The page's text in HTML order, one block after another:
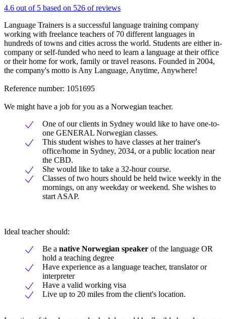
4.6 out of 5 based on 526 of reviews
Language Trainers is a successful language training company
working with freelance teachers of 70 different languages in
hundreds of towns and cities across the world. Students are either in-
company or self-funded who need to learn a language at their office
or their home for work, family or travel reasons. Founded in 2004,
the company's motto is Any Language, Anytime, Anywhere!
Reference number: 1051695
We might have a job for you as a Norwegian teacher.
One of our clients in Sydney would like to have one-to-
one GENERAL Norwegian classes.
This student wishes to have classes at her trainer's
office/home in Sydney, 2034, or a public location near
the CBD.
She would like to take a 32-hour course.
Classes of two hours should be held twice weekly in the
mornings, on any weekday or weekend. She wishes to
start ASAP.
Ideal teacher should:
Be a native Norwegian speaker of the language OR
hold a teaching degree
Have experience as a language teacher, translator or
interpreter
Have a valid working visa
Live up to 20 miles from the client's location.